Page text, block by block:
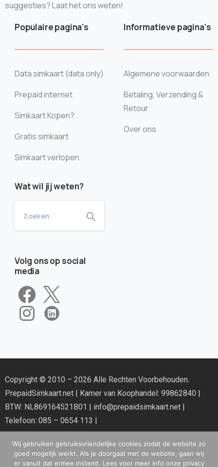
suggesties? Laat het ons weten!
Populaire pagina's
Data simkaart (data only)
Prepaid internet
Simkaart Kopen?
Gratis simkaart
Simkaart verlopen
Informatieve pagina's
Algemene voorwaarden
Betaling, Verzending &
Retour
Over ons
Wat wil jij weten?
Volg ons op social
media
Copyright © 2010 – 2026 Alle Rechten Voorbehouden.
PrepaidSimkaart.net | Kamer van Koophandel: 99862840 |
BTW: NL869164521B01 | info@prepaidsimkaart.net |
Telefoon: 085 – 0654 113 |
Wij gebruiken gebruiksvriendelijke cookies zodat de website zo
goed mogelijk werkt. Als je doorgaat met de website, gaan wij
er vanuit dat ermee instemt. Lees voor meer info onze privacy